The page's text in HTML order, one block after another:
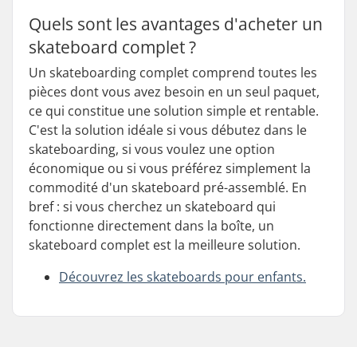
Quels sont les avantages d'acheter un
skateboard complet ?
Un skateboarding complet comprend toutes les
pièces dont vous avez besoin en un seul paquet,
ce qui constitue une solution simple et rentable.
C'est la solution idéale si vous débutez dans le
skateboarding, si vous voulez une option
économique ou si vous préférez simplement la
commodité d'un skateboard pré-assemblé. En
bref : si vous cherchez un skateboard qui
fonctionne directement dans la boîte, un
skateboard complet est la meilleure solution.
Découvrez les skateboards pour enfants.